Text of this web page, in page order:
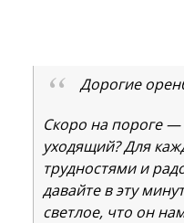
Дорогие
Скоро на пороге
уходящий? Для
трудностями и
давайте в эту
светлое, что он